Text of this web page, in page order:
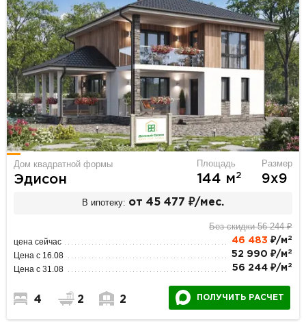
Дом квадратной формы
Эдисон
Площадь
144 м2
Размер
9х9
В ипотеку: от 45 477 ₽/мес.
Без скидки 56 244 ₽
цена сейчас 46 483 ₽/м 2
Цена с 16.08 52 990 ₽/м 2
Цена с 31.08 56 244 ₽/м 2
4 2 2 ПОЛУЧИТЬ РАСЧЕТ